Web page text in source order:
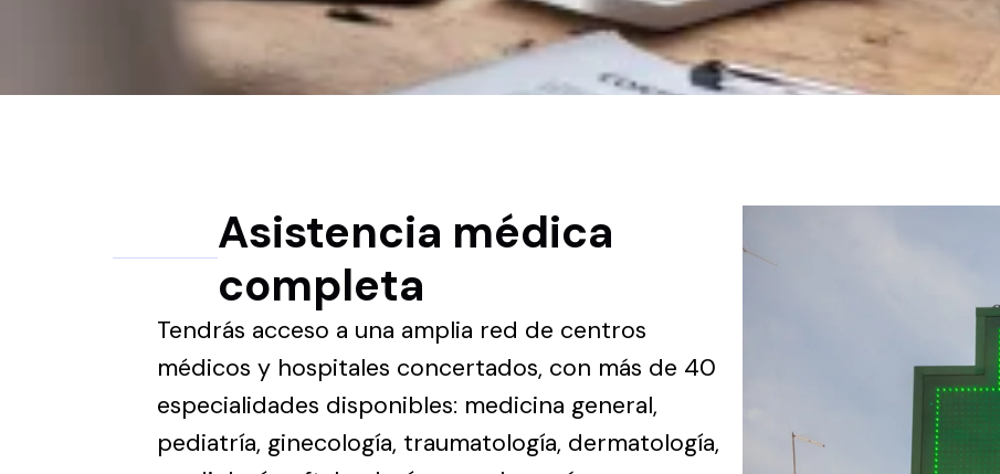
Asistencia médica
completa
Tendrás acceso a una amplia red de centros
médicos y hospitales concertados, con más de 40
especialidades disponibles: medicina general,
pediatría, ginecología, traumatología, dermatología,